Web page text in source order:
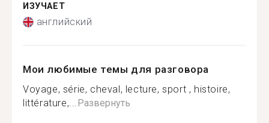
ИЗУЧАЕТ
английский
Мои любимые темы для разговора
Voyage, série, cheval, lecture, sport , histoire,
littérature,...Развернуть